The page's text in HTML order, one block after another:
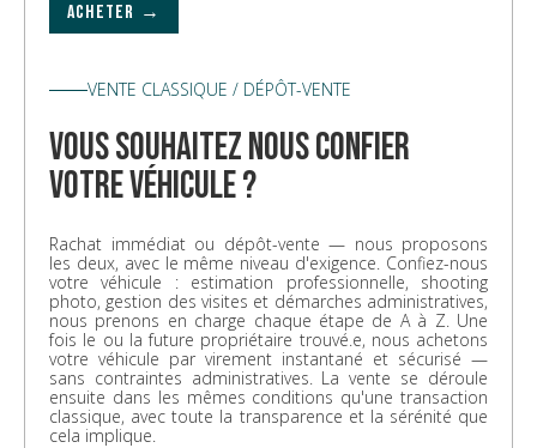
ACHETER →
VENTE CLASSIQUE / DÉPÔT-VENTE
vous souhaitez nous confier
votre véhicule ?
Rachat immédiat ou dépôt-vente — nous proposons
les deux, avec le même niveau d'exigence. Confiez-nous
votre véhicule : estimation professionnelle, shooting
photo, gestion des visites et démarches administratives,
nous prenons en charge chaque étape de A à Z. Une
fois le ou la future propriétaire trouvé.e, nous achetons
votre véhicule par virement instantané et sécurisé —
sans contraintes administratives. La vente se déroule
ensuite dans les mêmes conditions qu'une transaction
classique, avec toute la transparence et la sérénité que
cela implique.